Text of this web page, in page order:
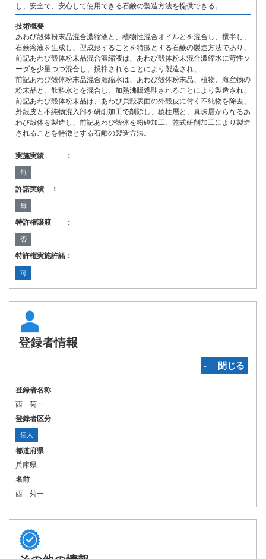
し、安全で、安心して使用できる石鹸の製造方法を提供できる。
技術概要
あわび殻体粉末品混合濃縮液と、植物性混合オイルとを混合し、攪半し、
石鹸溶液を生成し、型成形することを特徴とする石鹸の製造方法であり、
前記あわび殻体粉末品混合濃縮液は、あわび殻体粉末混合濃縮水に苛性ソ
ーダを少量づつ混合し、撹拌されることにより製造され、
前記あわび殻体粉末品混合濃縮水は、あわび殻体粉末品、植物、海産物の
粉末品と、飲料水とを混合し、加熱沸騰処理されることにより製造され、
前記あわび殻体粉末品は、あわび貝殻表面の外殻皮に付く不純物を除去、
外殻皮と不純物混入部を研削加工で削除し、稜柱層と、真珠層からなるあ
わび殻体を製造し、前記あわび殻体を粉砕加工、乾式研削加工により製造
されることを特徴とする石鹸の製造方法。
実施実績 ：
無
許諾実績 ：
無
特許権譲渡 ：
否
特許権実施許諾：
可
登録者情報
‐ 閉じる
登録者名称
西 菊一
登録者区分
個人
都道府県
兵庫県
名前
西 菊一